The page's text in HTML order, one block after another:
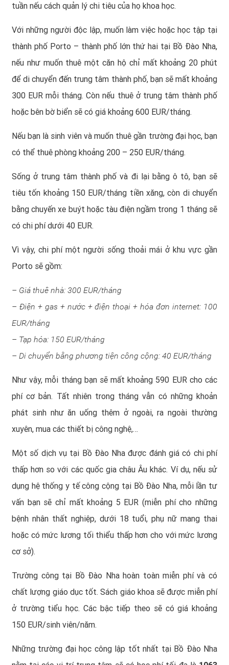
tuần nếu cách quản lý chi tiêu của họ khoa học.
Với những người độc lập, muốn làm việc hoặc học tập tại
thành phố Porto – thành phố lớn thứ hai tại Bồ Đào Nha,
nếu như muốn thuê một căn hộ chỉ mất khoảng 20 phút
để di chuyển đến trung tâm thành phố, bạn sẽ mất khoảng
300 EUR mỗi tháng. Còn nếu thuê ở trung tâm thành phố
hoặc bên bờ biển sẽ có giá khoảng 600 EUR/tháng.
Nếu bạn là sinh viên và muốn thuê gần trường đại học, bạn
có thể thuê phòng khoảng 200 – 250 EUR/tháng.
Sống ở trung tâm thành phố và đi lại bằng ô tô, bạn sẽ
tiêu tốn khoảng 150 EUR/tháng tiền xăng, còn di chuyển
bằng chuyến xe buýt hoặc tàu điện ngầm trong 1 tháng sẽ
có chi phí dưới 40 EUR.
Vì vậy, chi phí một người sống thoải mái ở khu vực gần
Porto sẽ gồm:
– Giá thuê nhà: 300 EUR/tháng
– Điện + gas + nước + điện thoại + hóa đơn internet: 100
EUR/tháng
– Tạp hóa: 150 EUR/tháng
– Di chuyển bằng phương tiện công cộng: 40 EUR/tháng
Như vậy, mỗi tháng bạn sẽ mất khoảng 590 EUR cho các
phí cơ bản. Tất nhiên trong tháng vẫn có những khoản
phát sinh như ăn uống thêm ở ngoài, ra ngoài thường
xuyên, mua các thiết bị công nghệ,…
Một số dịch vụ tại Bồ Đào Nha được đánh giá có chi phí
thấp hơn so với các quốc gia châu Âu khác. Ví dụ, nếu sử
dụng hệ thống y tế công cộng tại Bồ Đào Nha, mỗi lần tư
vấn bạn sẽ chỉ mất khoảng 5 EUR (miễn phí cho những
bệnh nhân thất nghiệp, dưới 18 tuổi, phụ nữ mang thai
hoặc có mức lương tối thiểu thấp hơn cho với mức lương
cơ sở).
Trường công tại Bồ Đào Nha hoàn toàn miễn phí và có
chất lượng giáo dục tốt. Sách giáo khoa sẽ được miễn phí
ở trường tiểu học. Các bậc tiếp theo sẽ có giá khoảng
150 EUR/sinh viên/năm.
Những trường đại học công lập tốt nhất tại Bồ Đào Nha